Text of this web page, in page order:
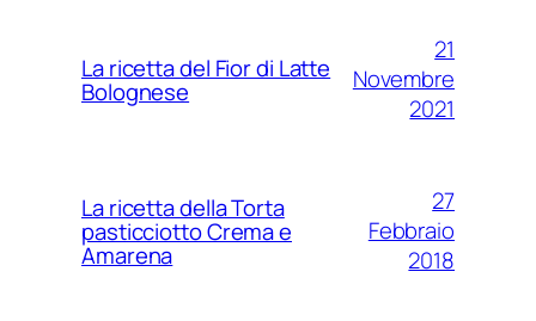
La ricetta del Fior di Latte
Bolognese
21
Novembre
2021
La ricetta della Torta
pasticciotto Crema e
Amarena
27
Febbraio
2018